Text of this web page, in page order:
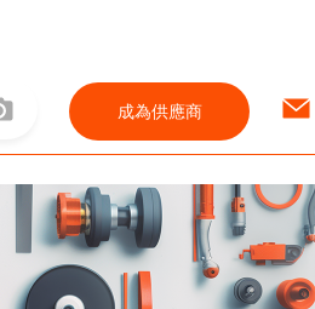
成為供應商